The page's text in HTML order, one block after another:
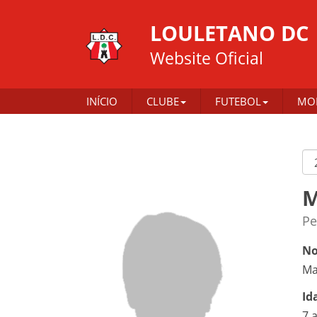
LOULETANO DC
Website Oficial
INÍCIO CLUBE FUTEBOL